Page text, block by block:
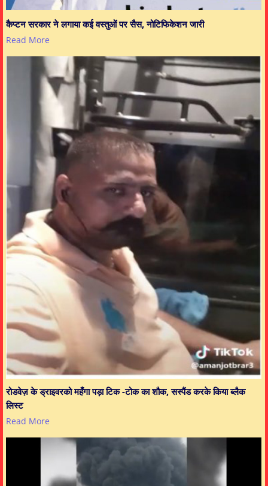
कैप्टन सरकार ने लगाया कई वस्तुओं पर सैस, नोटिफिकेशन जारी
Read More
रोडवेज़ के ड्राइवरको महँगा पड़ा टिक -टोक का शौक, सस्पैंड करके किया ब्लैक
लिस्ट
Read More